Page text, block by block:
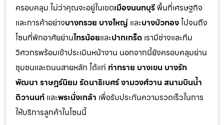
ครอบคลุม ไม่ว่าคุณจะอยู่ในเขตเมืองนนทบุรีพื้นที่เศรษฐกิจ
และการค้าอย่างบางกรวย บางใหญ่ และบางบัวทองไปจนถึง
โซนที่พักอาศัยย่านไทรน้อยและปากเกร็ด เรามีช่างและทีม
วิศวกรพร้อมเข้าประเมินหน้างาน นอกจากนี้ยังครอบคลุมย่าน
ชุมชนและถนนสายหลัก ได้แก่ ท่าทราย บางเขน บางรัก
พัฒนา ราษฎร์นิยม รัตนาธิเบศร์ งามวงศ์วาน สนามบินน้ำ
ติวานนท์ และพระนั่งเกล้า เพื่อรับประกันความรวดเร็วในการ
ให้บริการลูกค้าในโซนนี้